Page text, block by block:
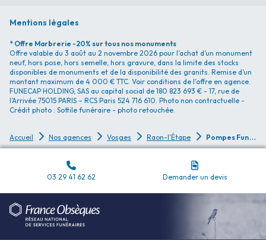
Mentions légales
* Offre Marbrerie -20% sur tous nos monuments
Offre valable du 3 août au 2 novembre 2026 pour l’achat d’un monument
neuf, hors pose, hors semelle, hors gravure, dans la limite des stocks
disponibles de monuments et de la disponibilité des granits. Remise d’un
montant maximum de 4 000 € TTC. Voir conditions de l’offre en agence.
FUNECAP HOLDING, SAS au capital social de 180 823 693 € - 17, rue de
l’Arrivée 75015 PARIS – RCS Paris 524 716 610. Photo non contractuelle -
Crédit photo : Sottile funéraire - photo retouchée.
Accueil Nos agences Vosges Raon-l'Étape P
ompes Funèbres Assenza Funéraire - Raon-l'Étape
03 29 41 62 62 Demander un devis